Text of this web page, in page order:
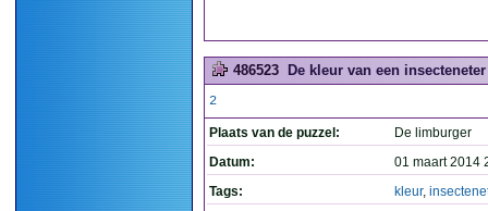
486523 De kleur van een insecteneter
2
Plaats van de puzzel:
De limburger
Datum:
01 maart 2014
Tags:
kleur,